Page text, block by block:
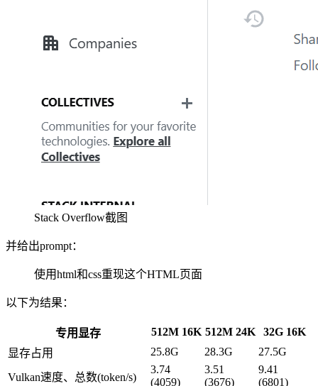
Stack Overflow截图
并给出prompt：
使用html和css重现这个HTML页面
以下为结果：
专用显存 512M 16K 512M 24K
32G 16K
显存占用
25.8G 28.3G 27.5G
Vulkan速度、总数(token/s)
3.74
(4059)
3.51
(3676)
9.41
(6801)